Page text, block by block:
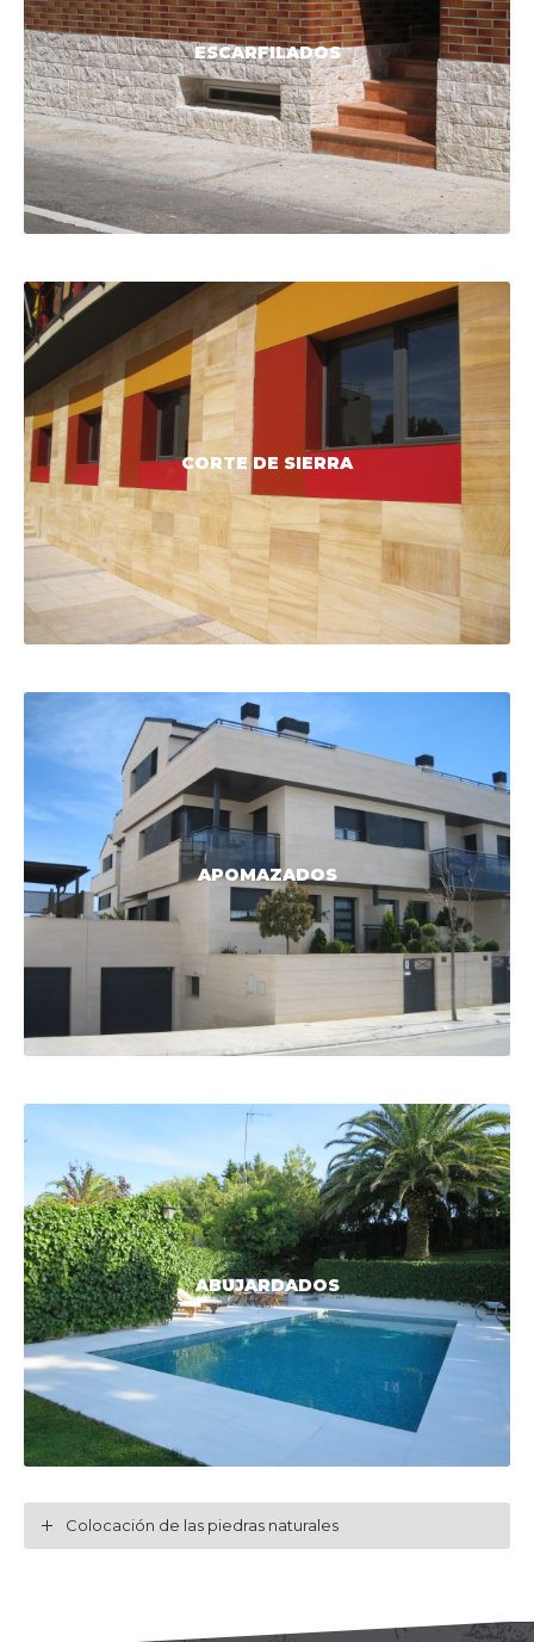
ESCARFILADOS
CORTE DE SIERRA
APOMAZADOS
ABUJARDADOS
Colocación de las piedras naturales